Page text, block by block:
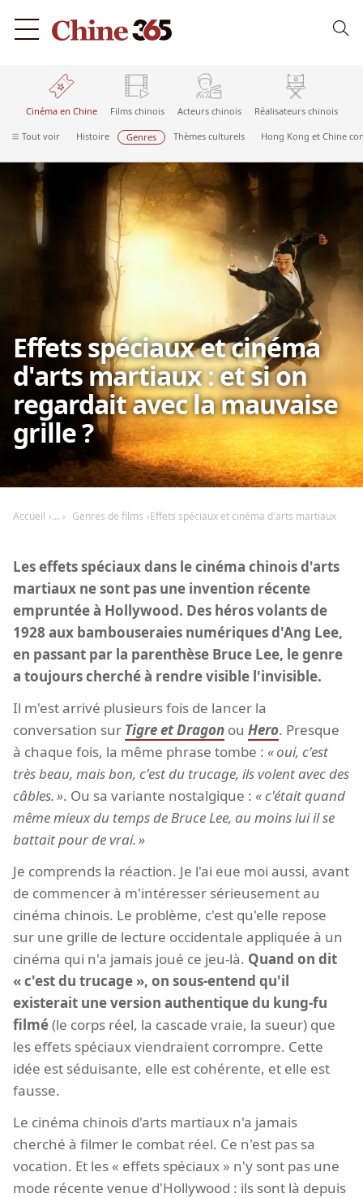
Cinéma en Chine Films chinois Acteurs chinois Réalisateurs chinois
Tout voir Histoire Genres Thèmes culturels Hong Kong et Chine
Effets spéciaux et cinéma
d'arts martiaux : et si on
regardait avec la mauvaise
grille ?
Accueil Genres de films Effets spéciaux et cinéma d'arts martiaux
Les effets spéciaux dans le cinéma chinois d'arts
martiaux ne sont pas une invention récente
empruntée à Hollywood. Des héros volants de
1928 aux bambouseraies numériques d'Ang Lee,
en passant par la parenthèse Bruce Lee, le genre
a toujours cherché à rendre visible l'invisible.
Il m'est arrivé plusieurs fois de lancer la
conversation sur Tigre et Dragon ou Hero. Presque
à chaque fois, la même phrase tombe :
oui, c'est
très beau, mais bon, c'est du trucage, ils volent avec des
câbles. . Ou sa variante nostalgique : c'était quand
même mieux du temps de Bruce Lee, au moins lui il se
battait pour de vrai.
Je comprends la réaction. Je l'ai eue moi aussi, avant
de commencer à m'intéresser sérieusement au
cinéma chinois. Le problème, c'est qu'elle repose
sur une grille de lecture occidentale appliquée à un
cinéma qui n'a jamais joué ce jeu-là. Quand on dit
« c'est du trucage », on sous-entend qu'il
existerait une version authentique du kung-fu
filmé(le corps réel, la cascade vraie, la sueur) que
les effets spéciaux viendraient corrompre. Cette
idée est séduisante, elle est cohérente, et elle est
fausse.
Le cinéma chinois d'arts martiaux n'a jamais
cherché à filmer le combat réel. Ce n'est pas sa
vocation. Et les « effets spéciaux » n'y sont pas une
mode récente venue d'Hollywood : ils sont là depuis